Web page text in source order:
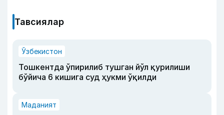
Тавсиялар
Ўзбекистон
Тошкентда ўпирилиб тушган йўл қурилиши
бўйича 6 кишига суд ҳукми ўқилди
Маданият